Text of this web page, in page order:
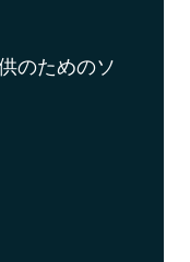
のためのソ